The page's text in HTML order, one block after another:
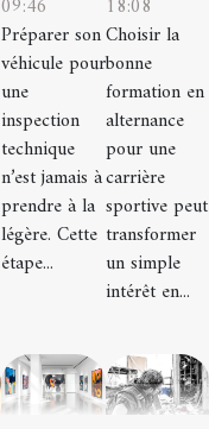
09:46
Préparer son
véhicule pour
une
inspection
technique
n’est jamais à
prendre à la
légère. Cette
étape...
18:08
Choisir la
bonne
formation en
alternance
pour une
carrière
sportive peut
transformer
un simple
intérêt en...